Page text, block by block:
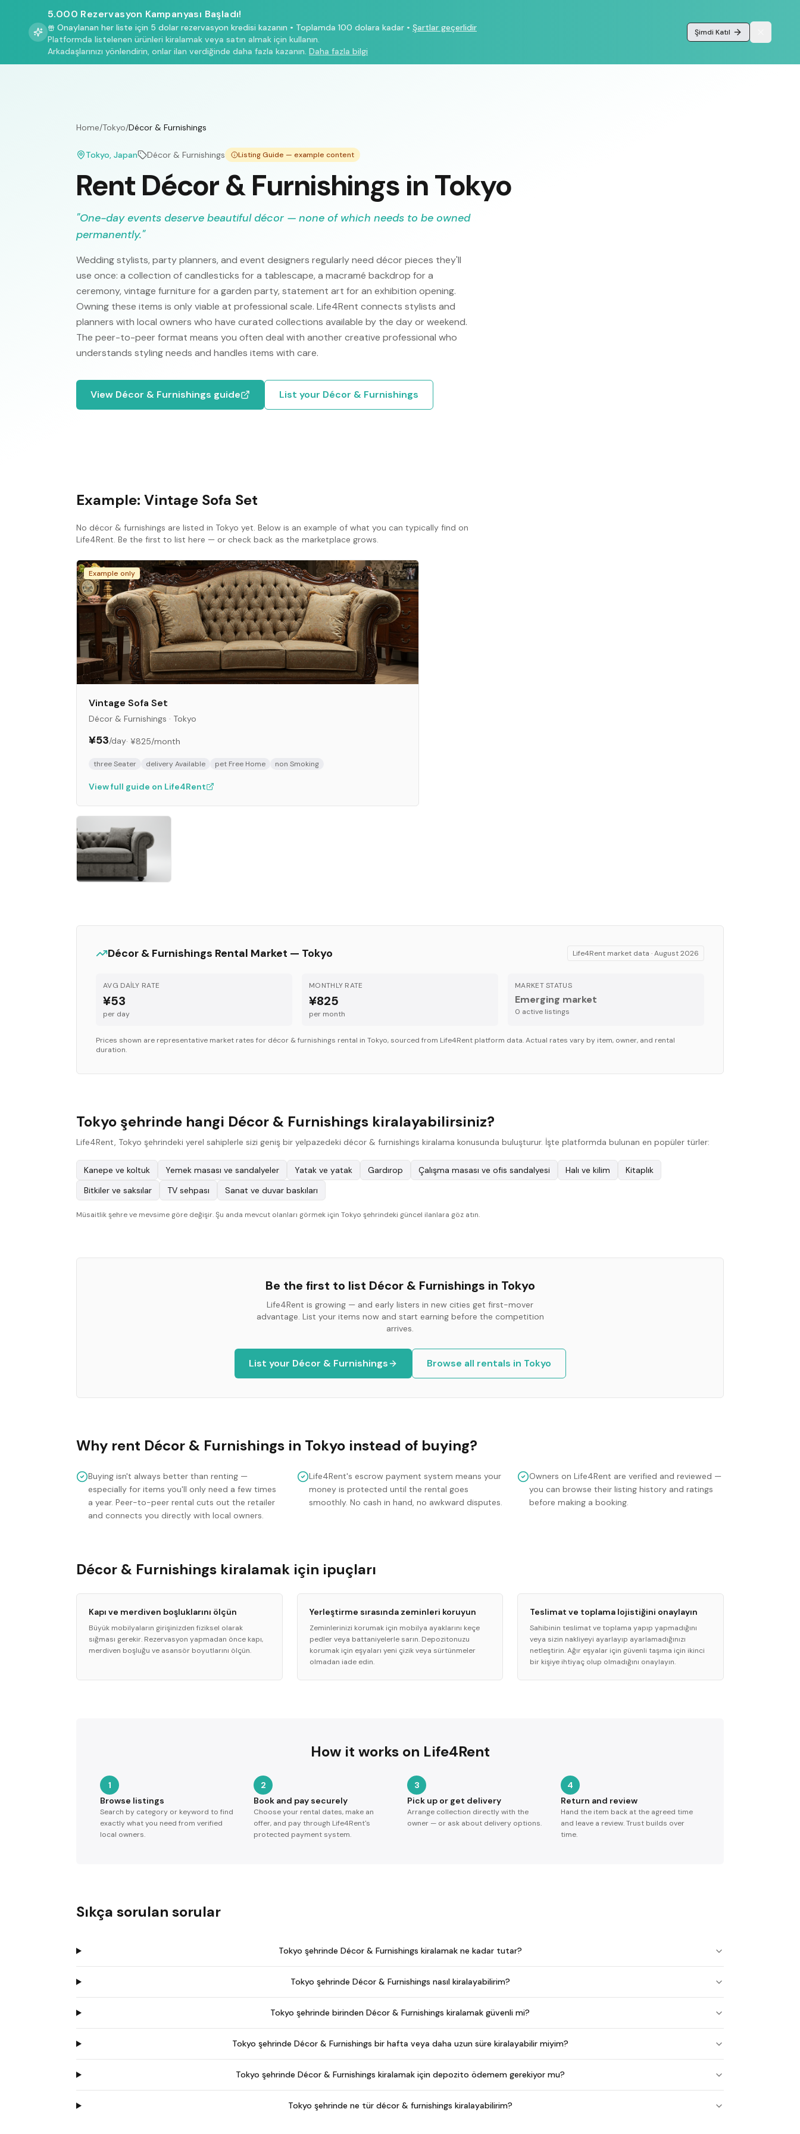
5.000 Rezervasyon Kampanyası Başladı!
Onaylanan her liste için 5 dolar rezervasyon kredisi kazanın • Toplamda 100 dolara kadar • Şartlar geçerlidir
Platformda listelenen ürünleri kiralamak veya satın almak için kullanın.
Arkadaşlarınızı yönlendirin, onlar ilan verdiğinde daha fazla kazanın. Daha fazla bilgi
Şimdi Katıl
Home/Tokyo/Décor & Furnishings
Tokyo, Japan Décor & Furnishings Listing Guide — example content
Rent Décor & Furnishings in Tokyo
"One-day events deserve beautiful décor — none of which needs to be owned
permanently."
Wedding stylists, party planners, and event designers regularly need décor pieces they'll
use once: a collection of candlesticks for a tablescape, a macramé backdrop for a
ceremony, vintage furniture for a garden party, statement art for an exhibition opening.
Owning these items is only viable at professional scale. Life4Rent connects stylists and
planners with local owners who have curated collections available by the day or weekend.
The peer-to-peer format means you often deal with another creative professional who
understands styling needs and handles items with care.
View Décor & Furnishings guide List your Décor & Furnishings
Example: Vintage Sofa Set
No décor & furnishings are listed in Tokyo yet. Below is an example of what you can typically find on
Life4Rent. Be the first to list here — or check back as the marketplace grows.
Example only
Vintage Sofa Set
Décor & Furnishings · Tokyo
¥53/day· ¥825/month
three Seater delivery Available pet Free Home non Smoking
View full guide on Life4Rent
Décor & Furnishings Rental Market — Tokyo Life4Rent market data ·August 2026
AVG DAILY RATE
¥53
per day
MONTHLY RATE
¥825
per month
MARKET STATUS
Emerging market
0 active listings
Prices shown are representative market rates for décor & furnishings rental in Tokyo, sourced from Life4Rent platform data. Actual rates vary by item, owner, and rental
duration.
Tokyo şehrinde hangi Décor & Furnishings kiralayabilirsiniz?
Life4Rent, Tokyo şehrindeki yerel sahiplerle sizi geniş bir yelpazedeki décor & furnishings kiralama konusunda buluşturur. İşte platformda bulunan en popüler türler:
Kanepe ve koltuk Yemek masası ve sandalyeler Yatak ve yatak Gardırop Çalışma masası ve ofis sandalyesi Halı ve kilim
Kitaplık
Bitkiler ve saksılar
TV sehpası Sanat ve duvar baskıları
Müsaitlik şehre ve mevsime göre değişir. Şu anda mevcut olanları görmek için Tokyo şehrindeki güncel ilanlara göz atın.
Be the first to list Décor & Furnishings in Tokyo
Life4Rent is growing — and early listers in new cities get first-mover
advantage. List your items now and start earning before the competition
arrives.
List your Décor & Furnishings Browse all rentals in Tokyo
Why rent Décor & Furnishings in Tokyo instead of buying?
Buying isn't always better than renting —
especially for items you'll only need a few times
a year. Peer-to-peer rental cuts out the retailer
and connects you directly with local owners.
Life4Rent's escrow payment system means your
money is protected until the rental goes
smoothly. No cash in hand, no awkward disputes.
Owners on Life4Rent are verified and reviewed —
you can browse their listing history and ratings
before making a booking.
Décor & Furnishings kiralamak için ipuçları
Kapı ve merdiven boşluklarını ölçün
Büyük mobilyaların girişinizden fiziksel olarak
sığması gerekir. Rezervasyon yapmadan önce kapı,
merdiven boşluğu ve asansör boyutlarını ölçün.
Yerleştirme sırasında zeminleri koruyun
Zeminlerinizi korumak için mobilya ayaklarını keçe
pedler veya battaniyelerle sarın. Depozitonuzu
korumak için eşyaları yeni çizik veya sürtünmeler
olmadan iade edin.
Teslimat ve toplama lojistiğini onaylayın
Sahibinin teslimat ve toplama yapıp yapmadığını
veya sizin nakliyeyi ayarlayıp ayarlamadığınızı
netleştirin. Ağır eşyalar için güvenli taşıma için ikinci
bir kişiye ihtiyaç olup olmadığını onaylayın.
How it works on Life4Rent
1
Browse listings
Search by category or keyword to find
exactly what you need from verified
local owners.
2
Book and pay securely
Choose your rental dates, make an
offer, and pay through Life4Rent's
protected payment system.
3
Pick up or get delivery
Arrange collection directly with the
owner — or ask about delivery options.
4
Return and review
Hand the item back at the agreed time
and leave a review. Trust builds over
time.
Sıkça sorulan sorular
Tokyo şehrinde Décor & Furnishings kiralamak ne kadar tutar?
Tokyo şehrinde Décor & Furnishings nasıl kiralayabilirim?
Tokyo şehrinde birinden Décor & Furnishings kiralamak güvenli mi?
Tokyo şehrinde Décor & Furnishings bir hafta veya daha uzun süre kiralayabilir miyim?
Tokyo şehrinde Décor & Furnishings kiralamak için depozito ödemem gerekiyor mu?
Tokyo şehrinde ne tür décor & furnishings kiralayabilirim?